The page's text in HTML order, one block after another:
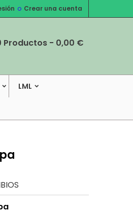
o Crear una cuenta
Productos - 0,00 €
LML